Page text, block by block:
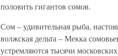
половить гигантов сомов.
Сом – удивительная рыба,
волжская дельта – Мекка
устремляются тысячи